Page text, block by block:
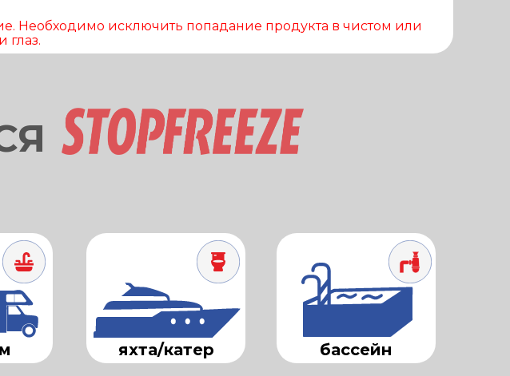
Необходимо исключить попадание продукта в чистом или
глаз.
яхта/катер бассейн